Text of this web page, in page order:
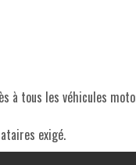
à tous les véhicules
exigé.